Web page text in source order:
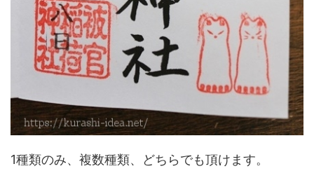
1種類のみ、複数種類、どちらでも頂けます。